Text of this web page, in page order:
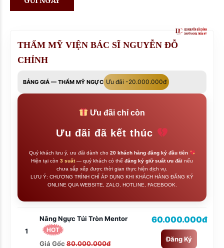
THẨM MỸ VIỆN BÁC SĨ NGUYỄN ĐỖ
CHỈNH
BẢNG GIÁ — THẨM MỸ NGỰC Ưu đãi -20.000.000đ
Ưu đãi chỉ còn
Ưu đãi đã kết thúc
Quý khách lưu ý, ưu đãi dành cho 20 khách hàng đăng ký đầu tiên
Hiện tại còn 3 suất— quý khách có thể đăng ký giữ suất ưu đãi nếu
chưa sắp xếp được thời gian thực hiện dịch vụ.
LƯU Ý: CHƯƠNG TRÌNH CHỈ ÁP DỤNG KHI KHÁCH HÀNG ĐĂNG KÝ
ONLINE QUA WEBSITE, ZALO, HOTLINE, FACEBOOK.
1
Nâng Ngực Túi Tròn Mentor
HOT
Giá Gốc 80.000.000đ
60.000.000đ
Đăng Ký